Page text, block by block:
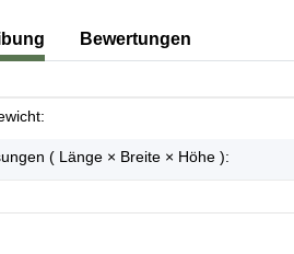
anzeigen
Bewertungen
( Länge × Breite × Höhe ):